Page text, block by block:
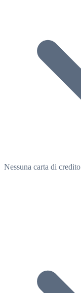
Nessuna carta di credito